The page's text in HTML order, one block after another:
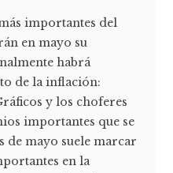
importantes del
en mayo su
habrá
de la inflación:
y los choferes
importantes que se
de mayo suele marcar
en la